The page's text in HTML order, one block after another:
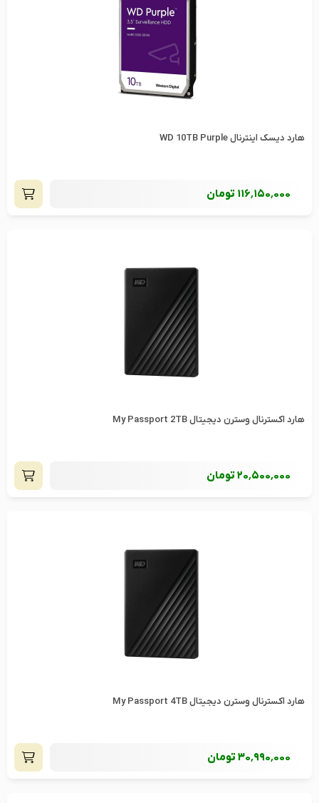
هارد دیسک اینترنال WD 10TB Purple
116٬150٬000 تومان
هارد اکسترنال وسترن دیجیتال My Passport 2TB
20٬500٬000تومان
هارد اکسترنال وسترن دیجیتال My Passport 4TB
30٬990٬000تومان